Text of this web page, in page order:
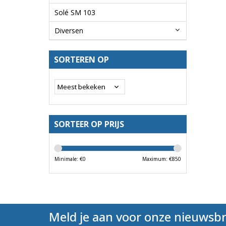
Solé SM 103
Diversen
SORTEREN OP
SORTEER OP PRIJS
Minimale: €0 Maximum: €850
Meld je aan voor onze